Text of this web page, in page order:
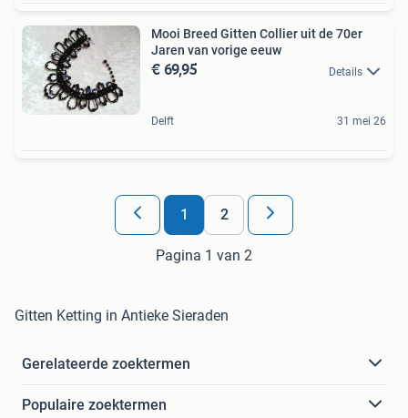
Mooi Breed Gitten Collier uit de 70er
Jaren van vorige eeuw
€ 69,95 Details
Delft 31 mei 26
1 2
Pagina 1 van 2
Gitten Ketting in Antieke Sieraden
Gerelateerde zoektermen
Populaire zoektermen